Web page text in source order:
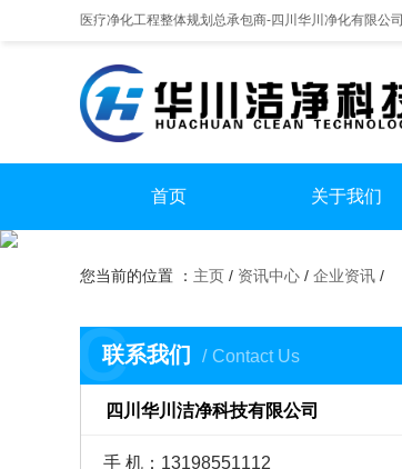
医疗净化工程整体规划总承包商-四川华川净化有限公司
首页 关于我们
您当前的位置 ： 主页 / 资讯中心 / 企业资讯 /
联系我们 Contact Us
C
四川华川洁净科技有限公司
手 机：13198551112